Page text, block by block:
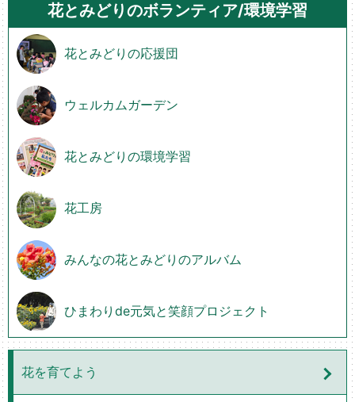
花とみどりのボランティア/環境学習
花とみどりの応援団
ウェルカムガーデン
花とみどりの環境学習
花工房
みんなの花とみどりのアルバム
ひまわりde元気と笑顔プロジェクト
花を育てよう